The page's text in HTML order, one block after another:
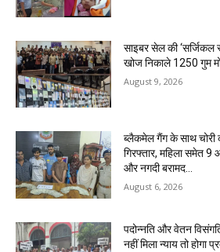
साइबर सेल की
खोज निकाले 1250 गुम
August 9, 2026
ब्लैकमेल गैंग के साथ चोरी
गिरफ्तार, महिला समेत 9
और नगदी बरामद…
August 6, 2026
पदोन्नति और वेतन
नहीं मिला न्याय तो होगा